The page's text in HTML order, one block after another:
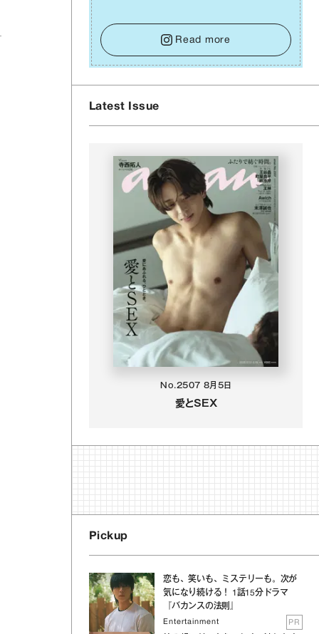
をキープして。そして夜は、疲れや寂しさから⽢
い⾔葉に流されないよう、⼼にしっかりブレーキ
をかけること。この意識の切り替えが、あなたに
確かな安⼼感をもたらすはずです。
Read more
Latest Issue
No.2507 8月5日
愛とSEX
Pickup
恋も、笑いも、ミステリーも。次が
気になり続ける！ 1話15分ドラマ
『バカンスの法則』
Entertainment PR